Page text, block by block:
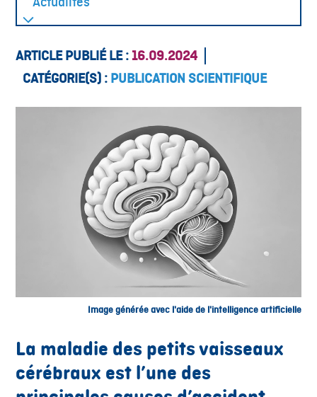
ARTICLE PUBLIÉ LE : 16.09.2024
CATÉGORIE(S) : PUBLICATION SCIENTIFIQUE
Image générée avec l'aide de l'intelligence artificielle
La maladie des petits vaisseaux
cérébraux est l’une des